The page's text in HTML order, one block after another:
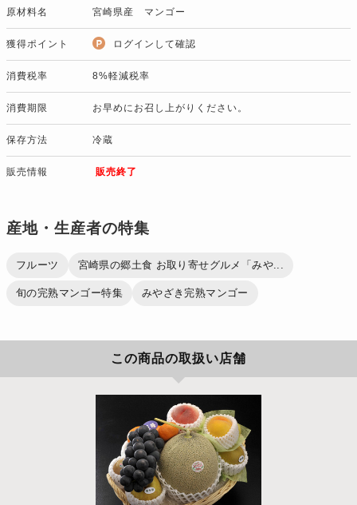
原材料名 宮崎県産 マンゴー
獲得ポイント ログインして確認
消費税率 8%軽減税率
消費期限 お早めにお召し上がりください。
保存方法 冷蔵
販売情報 販売終了
産地・生産者の特集
フルーツ 宮崎県の郷土食 お取り寄せグルメ「みや...
旬の完熟マンゴー特集 みやざき完熟マンゴー
この商品の取扱い店舗